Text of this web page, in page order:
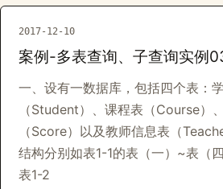
2017-12-10
案例-多表查询、子查询实例
一、设有一数据库，包括四个表：
（Student）、课程表（Course）
（Score）以及教师信息表（
结构分别如表1-1的表（一）~表（
表1-2